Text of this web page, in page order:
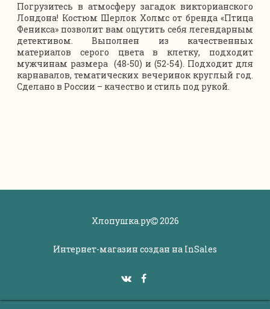
Погрузитесь в атмосферу загадок викторианского
Лондона! Костюм Шерлок Холмс от бренда «Птица
Феникса» позволит вам ощутить себя легендарным
детективом. Выполнен из качественных
материалов серого цвета в клетку, подходит
мужчинам размера (48-50) и (52-54). Подходит для
карнавалов, тематических вечеринок круглый год.
Сделано в России – качество и стиль под рукой.
Хлопушка.ру 2026
Интернет-магазин создан на InSales